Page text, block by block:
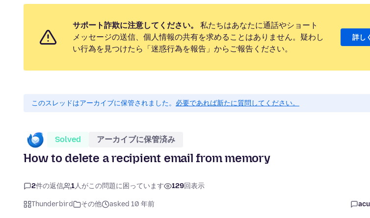
サポート詐欺に注意してください。
私たちはあなたに通話やショート
メッセージの送信、個人情報の共有を求めることはありません。疑わし
い行為を見つけたら「迷惑行為を報告」からご報告ください。
詳し
このスレッドはアーカイブに保管されました。 必要であれば新たに質問してください。
Solved アーカイブに保管済み
How to delete a recipient email from memory
2件の返信 1人がこの問題に困っています 129回表示
Thunderbird その他 asked 10 年前